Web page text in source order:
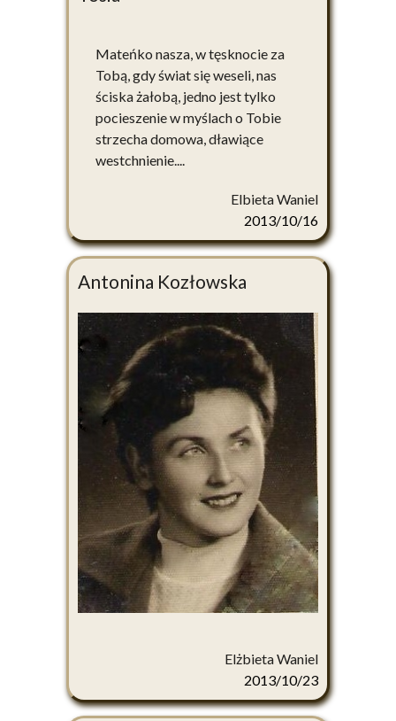
Mateńko nasza, w tęsknocie za
Tobą, gdy świat się weseli, nas
ściska żałobą, jedno jest tylko
pocieszenie w myślach o Tobie
strzecha domowa, dławiące
westchnienie....
Elbieta Waniel
2013/10/16
Antonina Kozłowska
Elżbieta Waniel
2013/10/23